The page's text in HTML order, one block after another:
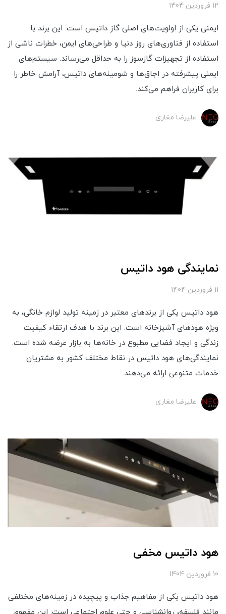
12 فروردین 1404
ایمنی یکی از اولویت‌های اصلی گاز داتیس است. این برند با
استفاده از فناوری‌های روز دنیا و طراحی‌های ایمن، خطرات ناشی از
استفاده از تجهیزات گازسوز را به حداقل می‌رساند. سیستم‌های
ایمنی پیشرفته در اجاق‌ها و شومینه‌های داتیس، آرامش خاطر را
برای کاربران فراهم می‌کند.
علیرضا مغاری
نمایندگی هود داتیس
11 فروردین 1404
هود داتیس یکی از برندهای معتبر در زمینه تولید لوازم خانگی، به
ویژه هودهای آشپزخانه است. این برند با هدف ارتقاء کیفیت
زندگی و ایجاد فضایی مطبوع در خانه‌ها به بازار عرضه شده است.
نمایندگی‌های هود داتیس در نقاط مختلف کشور به مشتریان
خدمات متنوعی ارائه می‌دهند.
علیرضا مغاری
هود داتیس مخفی
10 فروردین 1404
هود داتیس یکی از مفاهیم جذاب و پیچیده در زمینه‌های مختلفی